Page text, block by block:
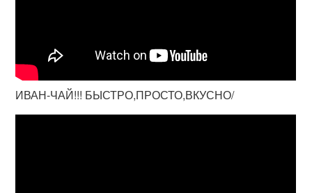
ИВАН-ЧАЙ!!! БЫСТРО,ПРОСТО,ВКУСНО/